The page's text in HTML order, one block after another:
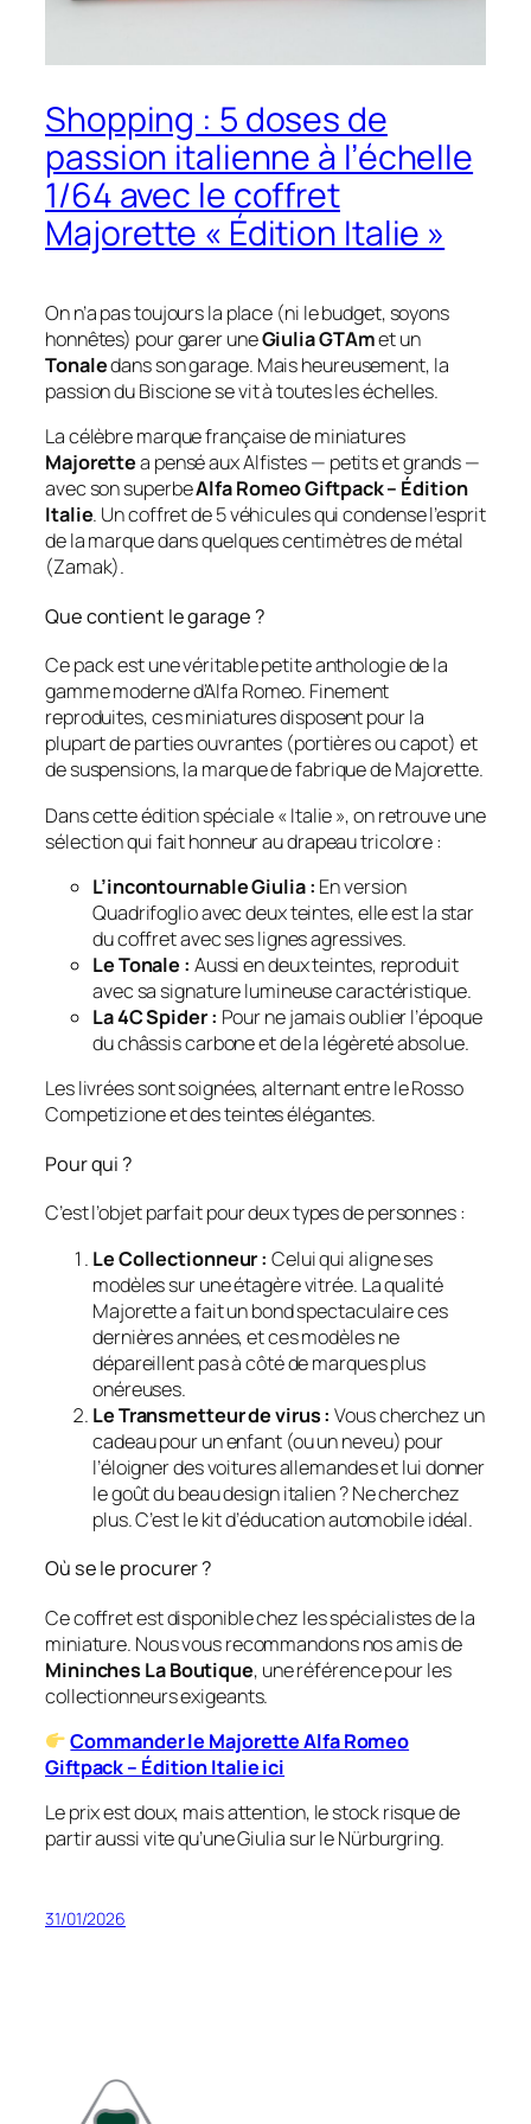
Shopping : 5 doses de
passion italienne à l’échelle
1/64 avec le coffret
Majorette « Édition Italie »
On n’a pas toujours la place (ni le budget, soyons
honnêtes) pour garer uneGiulia GTAmet un
Tonaledans son garage. Mais heureusement, la
passion duBiscionese vit à toutes les échelles.
La célèbre marque française de miniatures
Majorettea pensé aux Alfistes — petits et grands —
avec son superbeAlfa Romeo Giftpack – Édition
Italie. Un coffret de 5 véhicules qui condense l’esprit
de la marque dans quelques centimètres de métal
(Zamak).
Que contient le garage ?
Ce pack est une véritable petite anthologie de la
gamme moderne d’Alfa Romeo. Finement
reproduites, ces miniatures disposent pour la
plupart de parties ouvrantes (portières ou capot) et
de suspensions, la marque de fabrique de Majorette.
Dans cette édition spéciale « Italie », on retrouve une
sélection qui fait honneur au drapeau tricolore :
L’incontournable Giulia : En version
Quadrifoglio avec deux teintes, elle est la star
du coffret avec ses lignes agressives.
Le Tonale : Aussi en deux teintes, reproduit
avec sa signature lumineuse caractéristique.
La 4C Spider : Pour ne jamais oublier l’époque
du châssis carbone et de la légèreté absolue.
Les livrées sont soignées, alternant entre leRosso
Competizioneet des teintes élégantes.
Pour qui ?
C’est l’objet parfait pour deux types de personnes :
Le Collectionneur : Celui qui aligne ses
modèles sur une étagère vitrée. La qualité
Majorette a fait un bond spectaculaire ces
dernières années, et ces modèles ne
dépareillent pas à côté de marques plus
onéreuses.
Le Transmetteur de virus : Vous cherchez un
cadeau pour un enfant (ou un neveu) pour
l’éloigner des voitures allemandes et lui donner
le goût du beau design italien ? Ne cherchez
plus. C’est le kit d’éducation automobile idéal.
Où se le procurer ?
Ce coffret est disponible chez les spécialistes de la
miniature. Nous vous recommandons nos amis de
Mininches La Boutique, une référence pour les
collectionneurs exigeants.
Commander le Majorette Alfa Romeo
Giftpack – Édition Italie ici
Le prix est doux, mais attention, le stock risque de
partir aussi vite qu’une Giulia sur le Nürburgring.
31/01/2026